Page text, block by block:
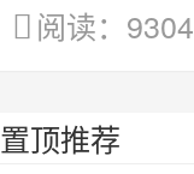
阅读：9304
置顶推荐